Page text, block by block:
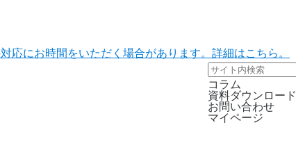
にお時間をいただく場合があります。詳細はこちら。
コラム
資料ダウンロード
お問い合わせ
マイページ